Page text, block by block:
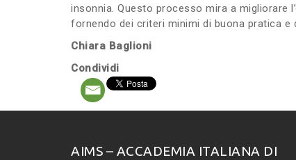
insonnia. Questo processo mira a migliorare
fornendo dei criteri minimi di buona pratica
Chiara Baglioni
Condividi
AIMS – ACCADEMIA ITALIANA DI